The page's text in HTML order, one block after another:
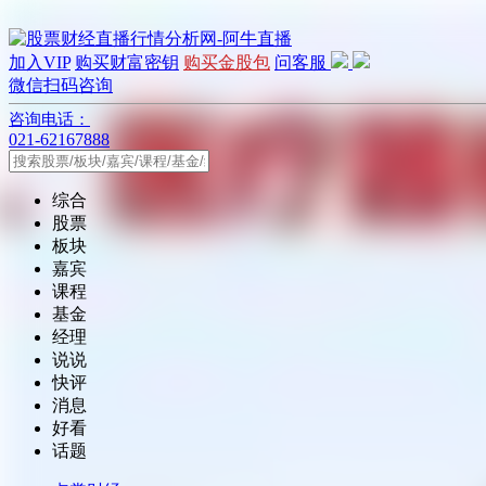
加入VIP 购买财富密钥 购买金股包 问客服
微信扫码咨询
咨询电话：
021-62167888
综合
股票
板块
嘉宾
课程
基金
经理
说说
快评
消息
好看
话题